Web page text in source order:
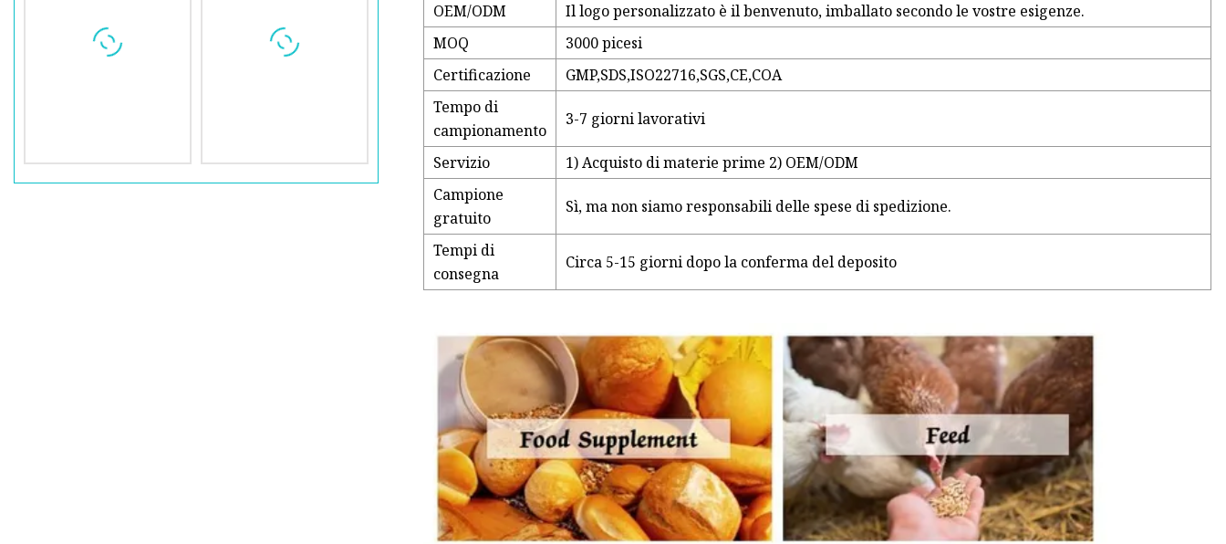
OEM/ODM
Il logo personalizzato è il benvenuto, imballato secondo le vostre esigenze.
MOQ
3000 picesi
Certificazione
GMP,SDS,ISO22716,SGS,CE,COA
Tempo di
campionamento
3-7 giorni lavorativi
Servizio
1) Acquisto di materie prime 2) OEM/ODM
Campione
gratuito
Sì, ma non siamo responsabili delle spese di spedizione.
Tempi di
consegna
Circa 5-15 giorni dopo la conferma del deposito